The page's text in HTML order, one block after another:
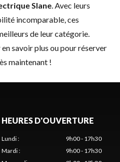
Slane. Avec leurs
incomparable, ces
de leur catégorie.
savoir plus ou pour réserver
maintenant !
HEURES D'OUVERTURE
Lundi:
9h00 - 17h30
Mardi:
9h00 - 17h30